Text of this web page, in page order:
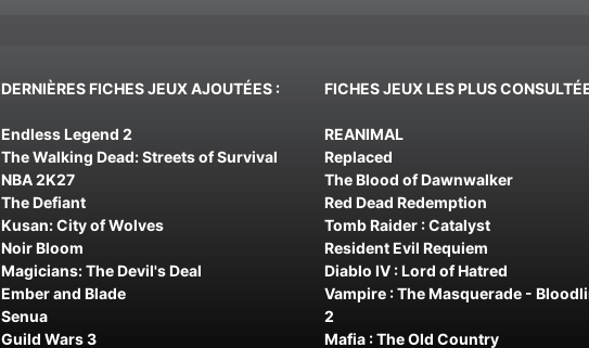
DERNIÈRES FICHES JEUX AJOUTÉES :
Endless Legend 2
The Walking Dead: Streets of Survival
NBA 2K27
The Defiant
Kusan: City of Wolves
Noir Bloom
Magicians: The Devil's Deal
Ember and Blade
Senua
Guild Wars 3
FICHES JEUX LES PLUS
REANIMAL
Replaced
The Blood of Dawnwalker
Red Dead Redemption
Tomb Raider : Catalyst
Resident Evil Requiem
Diablo IV : Lord of Hatred
Vampire : The Masquerade -
2
Mafia : The Old Country